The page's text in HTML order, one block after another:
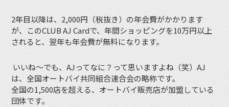
2年目以降は、2,000円（税抜き）の年会費がかかります
が、このCLUB AJ Cardで、年間ショッピングを10万円以上
されると、翌年も年会費が無料になります。
いいね〜でも、AJってなに？って思いますよね（笑）AJ
は、全国オートバイ共同組合連合会の略称です。
全国の1,500店を超える、オートバイ販売店が加盟している
団体です。